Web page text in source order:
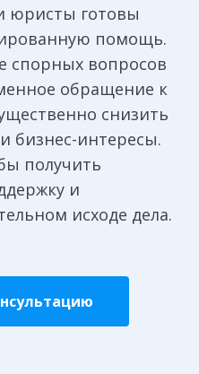
юристы готовы
помощь.
спорных вопросов
обращение к
снизить
бизнес-интересы.
получить
и
исходе дела.